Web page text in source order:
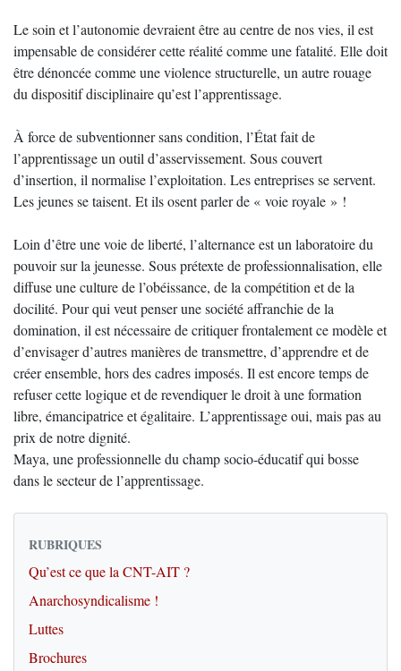
Le soin et l’autonomie devraient être au centre de nos vies, il est
impensable de considérer cette réalité comme une fatalité. Elle doit
être dénoncée comme une violence structurelle, un autre rouage
du dispositif disciplinaire qu’est l’apprentissage.
À force de subventionner sans condition, l’État fait de
l’apprentissage un outil d’asservissement. Sous couvert
d’insertion, il normalise l’exploitation. Les entreprises se servent.
Les jeunes se taisent. Et ils osent parler de « voie royale » !
Loin d’être une voie de liberté, l’alternance est un laboratoire du
pouvoir sur la jeunesse. Sous prétexte de professionnalisation, elle
diffuse une culture de l’obéissance, de la compétition et de la
docilité. Pour qui veut penser une société affranchie de la
domination, il est nécessaire de critiquer frontalement ce modèle et
d’envisager d’autres manières de transmettre, d’apprendre et de
créer ensemble, hors des cadres imposés. Il est encore temps de
refuser cette logique et de revendiquer le droit à une formation
libre, émancipatrice et égalitaire. L’apprentissage oui, mais pas au
prix de notre dignité.
Maya, une professionnelle du champ socio-éducatif qui bosse
dans le secteur de l’apprentissage.
RUBRIQUES
Qu’est ce que la CNT-AIT ?
Anarchosyndicalisme !
Luttes
Brochures